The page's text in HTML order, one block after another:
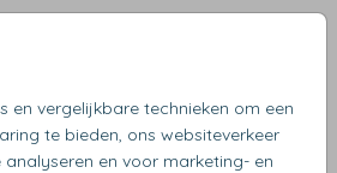
en vergelijkbare technieken om een
te bieden, ons websiteverkeer
en voor marketing- en
x 11